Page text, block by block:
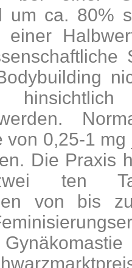
um ca. 80%
einer
von 0,25-1
Die Praxis
ten
von bis